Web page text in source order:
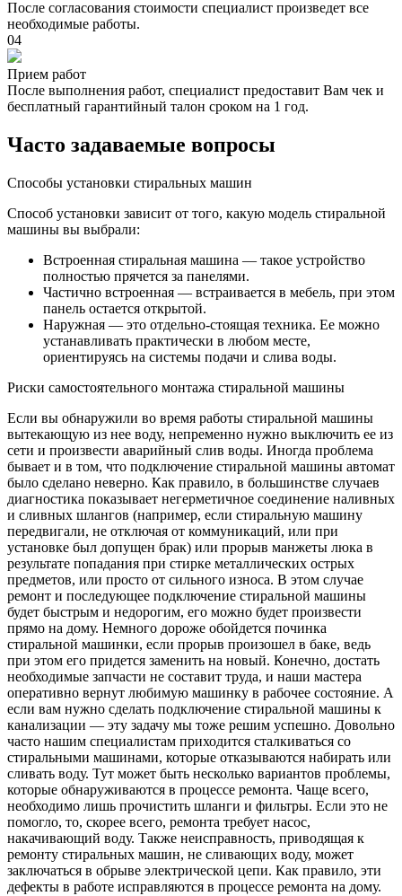
После согласования стоимости специалист произведет все
необходимые работы.
04
Прием работ
После выполнения работ, специалист предоставит Вам чек и
бесплатный гарантийный талон сроком на 1 год.
Часто задаваемые вопросы
Способы установки стиральных машин
Способ установки зависит от того, какую модель стиральной
машины вы выбрали:
Встроенная стиральная машина — такое устройство
полностью прячется за панелями.
Частично встроенная — встраивается в мебель, при этом
панель остается открытой.
Наружная — это отдельно-стоящая техника. Ее можно
устанавливать практически в любом месте,
ориентируясь на системы подачи и слива воды.
Риски самостоятельного монтажа стиральной машины
Если вы обнаружили во время работы стиральной машины
вытекающую из нее воду, непременно нужно выключить ее из
сети и произвести аварийный слив воды. Иногда проблема
бывает и в том, что подключение стиральной машины автомат
было сделано неверно. Как правило, в большинстве случаев
диагностика показывает негерметичное соединение наливных
и сливных шлангов (например, если стиральную машину
передвигали, не отключая от коммуникаций, или при
установке был допущен брак) или прорыв манжеты люка в
результате попадания при стирке металлических острых
предметов, или просто от сильного износа. В этом случае
ремонт и последующее подключение стиральной машины
будет быстрым и недорогим, его можно будет произвести
прямо на дому. Немного дороже обойдется починка
стиральной машинки, если прорыв произошел в баке, ведь
при этом его придется заменить на новый. Конечно, достать
необходимые запчасти не составит труда, и наши мастера
оперативно вернут любимую машинку в рабочее состояние. А
если вам нужно сделать подключение стиральной машины к
канализации — эту задачу мы тоже решим успешно. Довольно
часто нашим специалистам приходится сталкиваться со
стиральными машинами, которые отказываются набирать или
сливать воду. Тут может быть несколько вариантов проблемы,
которые обнаруживаются в процессе ремонта. Чаще всего,
необходимо лишь прочистить шланги и фильтры. Если это не
помогло, то, скорее всего, ремонта требует насос,
накачивающий воду. Также неисправность, приводящая к
ремонту стиральных машин, не сливающих воду, может
заключаться в обрыве электрической цепи. Как правило, эти
дефекты в работе исправляются в процессе ремонта на дому.